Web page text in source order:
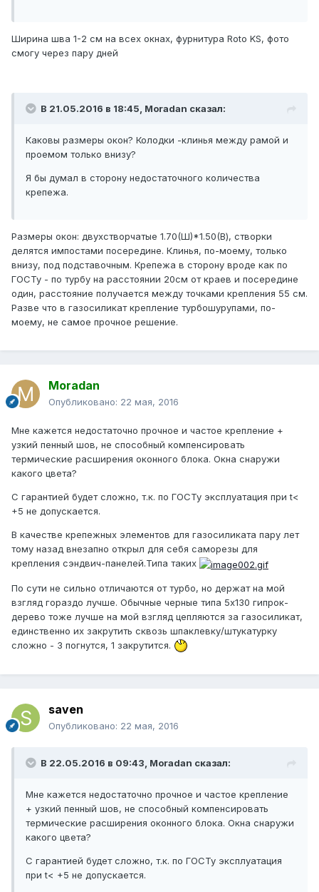
Ширина шва 1-2 см на всех окнах, фурнитура Roto KS, фото
смогу через пару дней
В 21.05.2016 в 18:45, Moradan сказал:
Каковы размеры окон? Колодки -клинья между рамой и
проемом только внизу?
Я бы думал в сторону недостаточного количества
крепежа.
Размеры окон: двухстворчатые 1.70(Ш)*1.50(В), створки
делятся импостами посередине. Клинья, по-моему, только
внизу, под подставочным. Крепежа в сторону вроде как по
ГОСТу - по турбу на расстоянии 20см от краев и посередине
один, расстояние получается между точками крепления 55 см.
Разве что в газосиликат крепление турбошурупами, по-
моему, не самое прочное решение.
Moradan
Опубликовано: 22 мая, 2016
Мне кажется недостаточно прочное и частое крепление +
узкий пенный шов, не способный компенсировать
термические расширения оконного блока. Окна снаружи
какого цвета?
С гарантией будет сложно, т.к. по ГОСТу эксплуатация при t<
+5 не допускается.
В качестве крепежных элементов для газосиликата пару лет
тому назад внезапно открыл для себя саморезы для
крепления сэндвич-панелей.Типа таких
По сути не сильно отличаются от турбо, но держат на мой
взгляд гораздо лучше. Обычные черные типа 5х130 гипрок-
дерево тоже лучше на мой взгляд цепляются за газосиликат,
единственно их закрутить сквозь шпаклевку/штукатурку
сложно - 3 погнутся, 1 закрутится.
saven
Опубликовано: 22 мая, 2016
В 22.05.2016 в 09:43, Moradan сказал:
Мне кажется недостаточно прочное и частое крепление
+ узкий пенный шов, не способный компенсировать
термические расширения оконного блока. Окна снаружи
какого цвета?
С гарантией будет сложно, т.к. по ГОСТу эксплуатация
при t< +5 не допускается.